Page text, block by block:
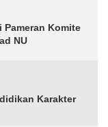
Pameran Komite
NU
Karakter